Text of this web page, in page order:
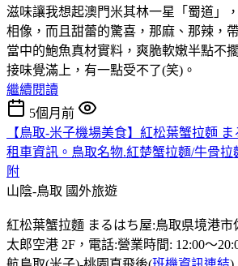
滋味讓我想起澳門米其林一星「蜀道」
相像，而且甜蕾的驚喜，那麻、那辣，
當中的鮑魚真材實料，爽脆軟嫩半點不
接味覺滿上，有一點受不了(笑)。
繼續閱讀
5個月前
【鳥取-米子機場美食】紅松葉蟹拉麵
租車資訊。鳥取名物.紅楚蟹拉麵/牛骨拉
附
山陰-鳥取 國外旅遊
紅松葉蟹拉麵 まるはち屋:鳥取県境港市
太郎空港 2F，電話:營業時間: 12:00～